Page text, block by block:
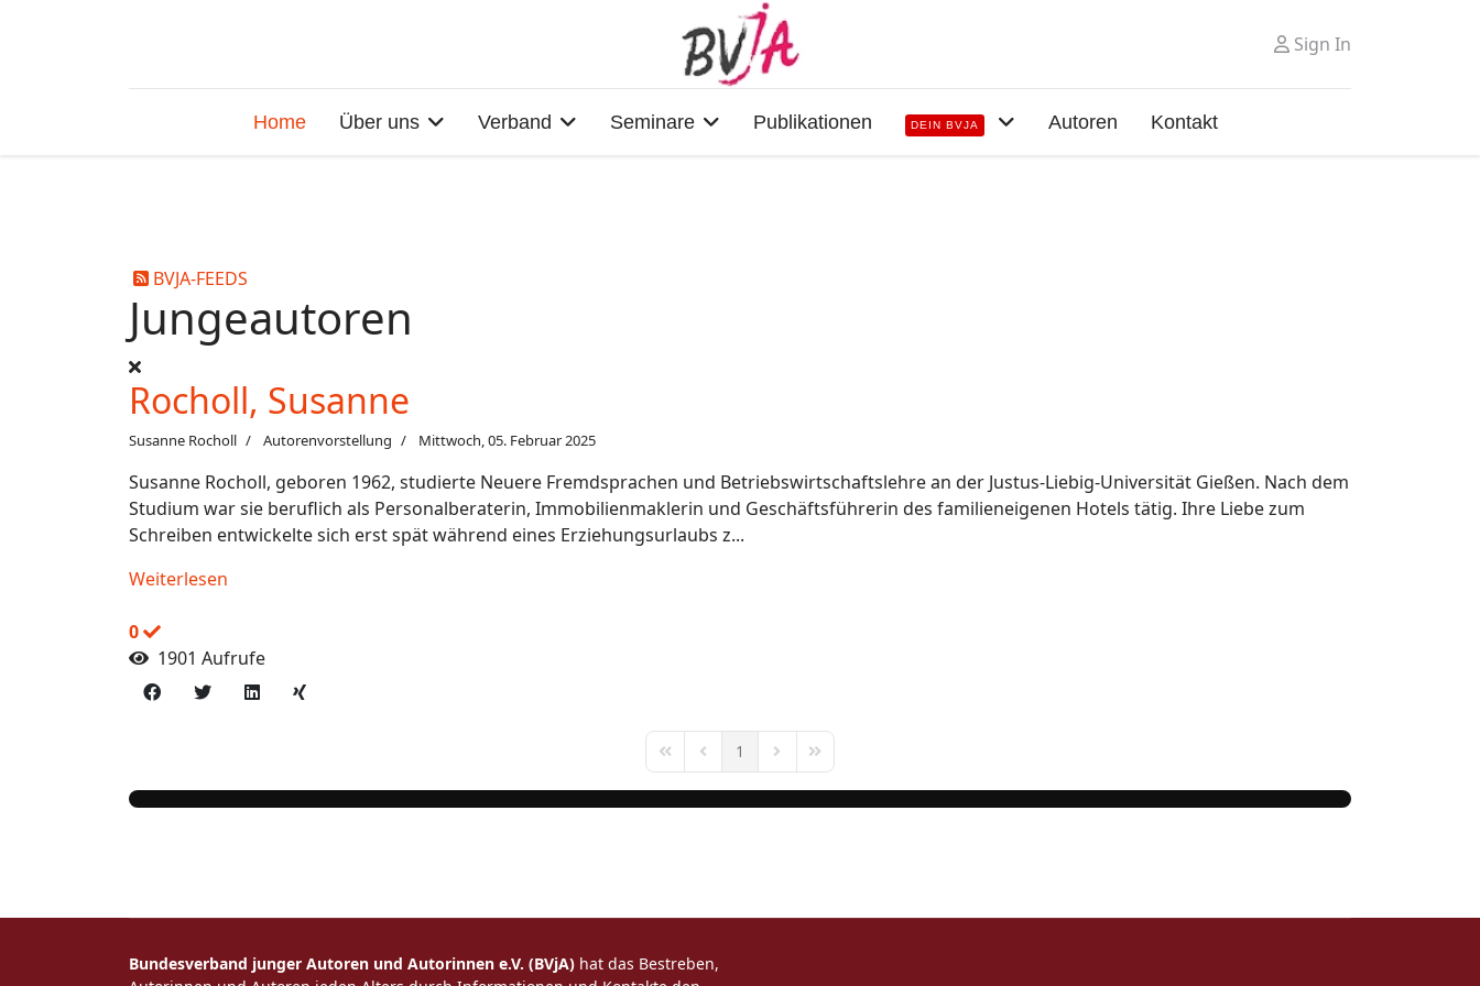
Sign In
Home Über uns Verband Seminare Publikationen DEIN BVJA Autoren Kontakt
BVJA-FEEDS
Jungeautoren
Rocholl, Susanne
Susanne Rocholl Autorenvorstellung Mittwoch, 05. Februar 2025
Susanne Rocholl, geboren 1962, studierte Neuere Fremdsprachen und Betriebswirtschaftslehre an der Justus-Liebig-Universität Gießen. Nach dem
Studium war sie beruflich als Personalberaterin, Immobilienmaklerin und Geschäftsführerin des familieneigenen Hotels tätig. Ihre Liebe zum
Schreiben entwickelte sich erst spät während eines Erziehungsurlaubs z...
Weiterlesen
0
1901 Aufrufe
First PagePrevious Page
1 Next PageLast Page
Bundesverband junger Autoren und Autorinnen e.V. (BVjA) hat das Bestreben,